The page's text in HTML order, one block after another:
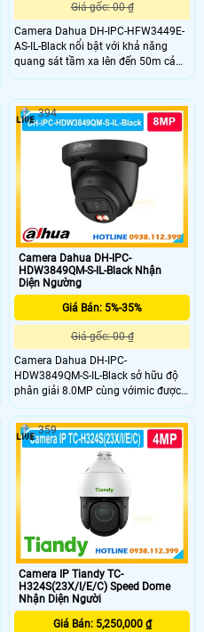
Giá gốc: 00 ₫
Camera Dahua DH-IPC-HFW3449E-
AS-IL-Black nổi bật với khả năng
quang sát tầm xa lên đến 50m cả
ngày và đêm với độ phân giải lên
Bên cạnh đó là khả năng chóng
nước IP67 giúp camera giám sát
ngoài trời mà không lo mưa nắng
Camera Dahua DH-IPC-
HDW3849QM-S-IL-Black Nhận
Diện Ngường
Giá Bán: 5%-35%
Giá gốc: 00 ₫
Camera Dahua DH-IPC-
HDW3849QM-S-IL-Black sở hữu độ
phân giải 8.0MP cùng vớimic được
tích hợp trong camera giúp ghi hình
có âm thanh rỏ nét và chi tiết. Với
khả năng phát hiện chuyển động
chuẩn sát tránh báo giả và tầm
nhìn hồng ngoại ban đêm lên tới
50m giám sát liên tục và ổn định.
394
Camera IP Tiandy TC-
H324S(23X/I/E/C) Speed Dome
Nhận Diện Người
Giá Bán: 5,250,000 ₫
359